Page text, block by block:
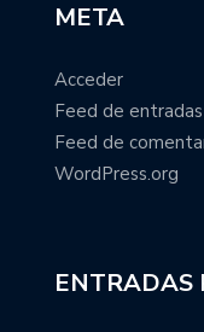
META
Acceder
Feed de entradas
Feed de
WordPress.org
ENTRADAS